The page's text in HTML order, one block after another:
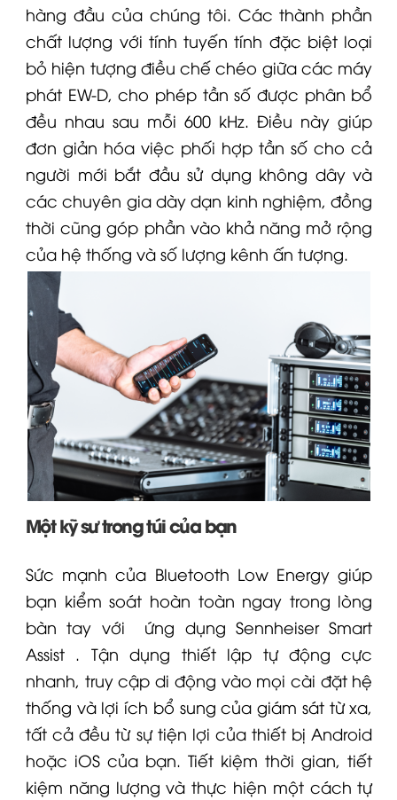
hàng đầu của chúng tôi. Các thành phần
chất lượng với tính tuyến tính đặc biệt loại
bỏ hiện tượng điều chế chéo giữa các máy
phát EW-D, cho phép tần số được phân bổ
đều nhau sau mỗi 600 kHz. Điều này giúp
đơn giản hóa việc phối hợp tần số cho cả
người mới bắt đầu sử dụng không dây và
các chuyên gia dày dạn kinh nghiệm, đồng
thời cũng góp phần vào khả năng mở rộng
của hệ thống và số lượng kênh ấn tượng.
Một kỹ sư trong túi của bạn
Sức mạnh của Bluetooth Low Energy giúp
bạn kiểm soát hoàn toàn ngay trong lòng
bàn tay với ứng dụng Sennheiser Smart
Assist. Tận dụng thiết lập tự động cực
nhanh, truy cập di động vào mọi cài đặt hệ
thống và lợi ích bổ sung của giám sát từ xa,
tất cả đều từ sự tiện lợi của thiết bị Android
hoặc iOS của bạn. Tiết kiệm thời gian, tiết
kiệm năng lượng và thực hiện một cách tự